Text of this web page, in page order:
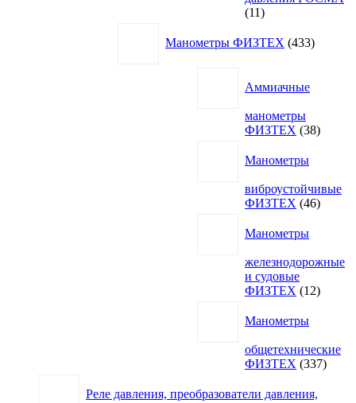
1111
Манометры ФИЗТЕХ 433товара
Аммиачные
манометры
ФИЗТЕХ 3838
Манометры
виброустойчивые
ФИЗТЕХ 4646
Манометры
железнодорожные
и судовые
ФИЗТЕХ
1212
Манометры
общетехнические
ФИЗТЕХ 337337
Реле давления, преобразователи давления,